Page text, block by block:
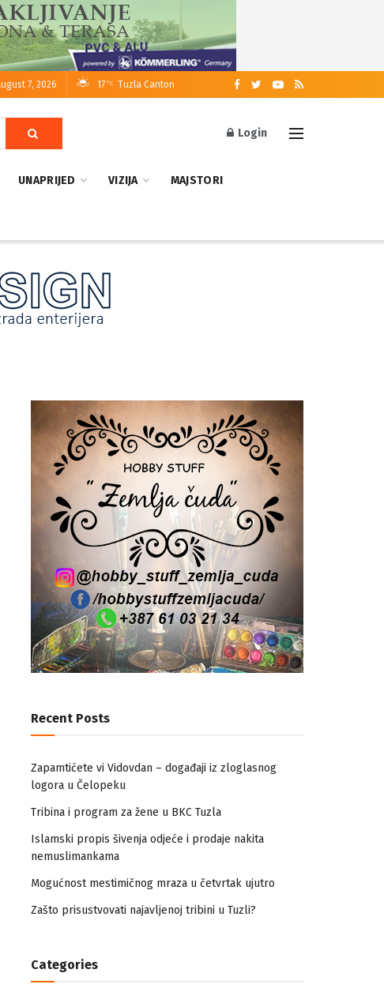
7, 2026 17 °C Tuzla Canton
Login
UNAPRIJED VIZIJA MAJSTORI
Recent Posts
Zapamtićete vi Vidovdan – događaji iz zloglasnog
logora u Čelopeku
Tribina i program za žene u BKC Tuzla
Islamski propis šivenja odjeće i prodaje nakita
nemuslimankama
Mogućnost mestimičnog mraza u četvrtak ujutro
Zašto prisustvovati najavljenoj tribini u Tuzli?
Categories